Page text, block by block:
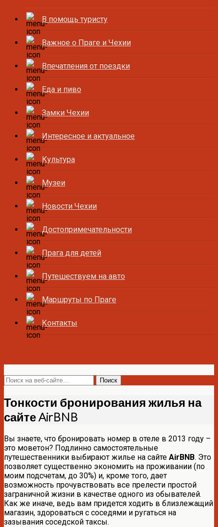
В помощь туристу
Важное о Праге и Чехии
Впечатления от поездки
Еда и пиво
Замки Чехии
Интересное и актуальное
Культура
Музеи
Новости Чехии
Достопримечательности
Прага для детей
Путешествуем на авто
Маршруты по Праге
Контакты
Тонкости бронирования жилья на
сайте AirBNB
Вы знаете, что бронировать номер в отеле в 2013 году –
это моветон? Подлинно самостоятельные
путешественники выбирают жилье на сайте AirBNB. Это
позволяет существенно экономить на проживании (по
моим подсчетам, до 30%) и, кроме того, дает
возможность прочувствовать все прелести простой
заграничной жизни в качестве одного из обывателей.
Как же иначе, ведь вам придется ходить в близлежащий
магазин, здороваться с соседями и ругаться на
зазывания соседской таксы.